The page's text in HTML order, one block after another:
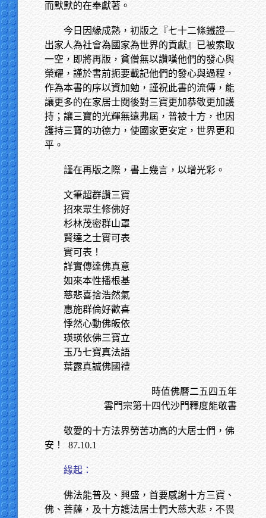
而默默的在奉獻著。
今日因緣成熟，初版之『七十二條鐵證—
出家人為社會為國家為世界的貢獻』已被索取
一空，即將再版，貧僧無以讚嘆他們的發心與
榮耀，謹於書前扼要載記他們的發心與過程，
作為本書的序以資加勉，謹祝此書的流傳，能
讓更多的在家居士閱後對三寶更加恭敬更加護
持；讓三寶的光輝無遠弗屆，普被十方，也因
護持三寶的功德力，使國家更安定，世界更和
平。
謹在再版之際，書上幾言，以增光彩。
文筆超群讚三寶
招來眾生修佛好
杉林茂密群山罩
賢達之士實可表
實可表！
詳實傳達佛真意
如來本性播根基
慈悲喜捨浩然氣
惠施群倫好歡喜
悸然心動佛皈依
瑛瑛依佛三寶立
玉乃七寶真法語
葉露真誠佛國禮
時值佛曆二五四五年
雲門宗第十四代沙門釋度能敬書
敬愛的十方法界勞苦功高的大居士們，佛
安！87.10.1
緣起：
佛法能普及、興盛，首要感謝十方三寶、
佛、菩薩，及十方護法居士們大慈大悲，不畏